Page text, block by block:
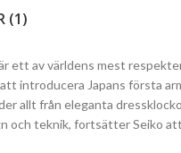
(1)
ett av världens mest
introducera Japans första
allt från eleganta
teknik, fortsätter Seiko